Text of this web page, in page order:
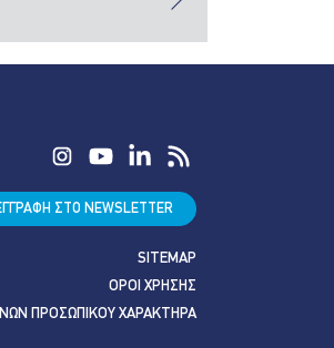
ΣΤΟ NEWSLETTER
SITEMAP
ΟΡΟΙ ΧΡΗΣΗΣ
ΠΡΟΣΩΠΙΚΟΥ ΧΑΡΑΚΤΗΡΑ